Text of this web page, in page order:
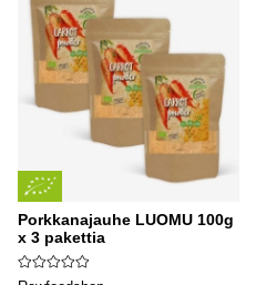
Porkkanajauhe LUOMU 100g
x 3 pakettia